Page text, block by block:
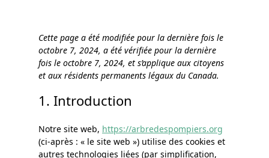
Cette page a été modifiée pour la dernière fois le
octobre 7, 2024, a été vérifiée pour la dernière
fois le octobre 7, 2024, et s’applique aux citoyens
et aux résidents permanents légaux du Canada.
1. Introduction
Notre site web, https://arbredespompiers.org
(ci-après : « le site web ») utilise des cookies et
autres technologies liées (par simplification,